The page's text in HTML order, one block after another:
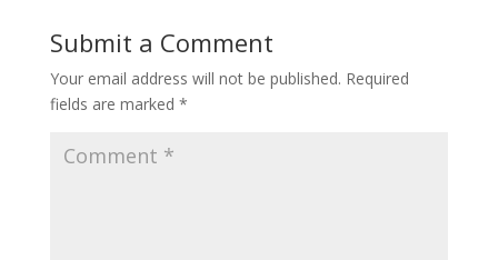
Submit a Comment
Your email address will not be published. Required
fields are marked *